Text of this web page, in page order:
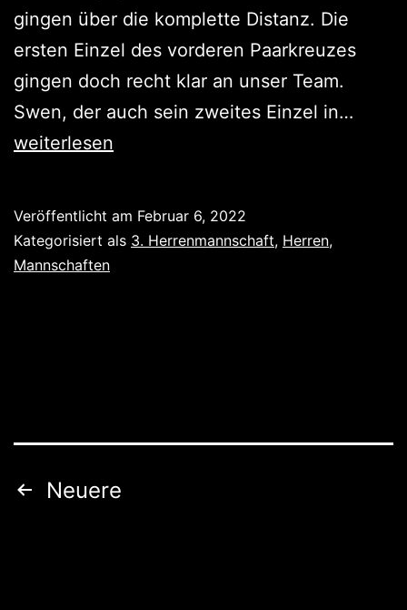
gingen über die komplette Distanz. Die
ersten Einzel des vorderen Paarkreuzes
gingen doch recht klar an unser Team.
Swen, der auch sein zweites Einzel in…
weiterlesen
Veröffentlicht am Februar 6, 2022
Kategorisiert als 3. Herrenmannschaft, Herren,
Mannschaften
Seitennummerierung
Neuere